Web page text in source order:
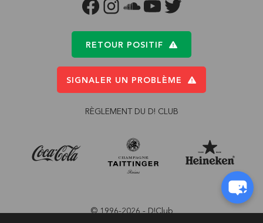
FACEBOOKINSTAGRAM
SOUNDCLOUD
YOUTUBETWITTER
RETOUR POSITIF
SIGNALER UN PROBLÈME
RÈGLEMENT DU D! CLUB
© 1996-2026 - D!Club